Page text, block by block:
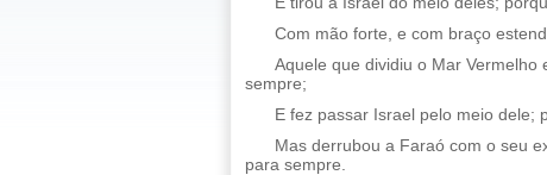
Com mão forte, e com braço
Aquele que dividiu o Mar
sempre;
E fez passar Israel pelo meio dele;
Mas derrubou a Faraó com o seu
para sempre.